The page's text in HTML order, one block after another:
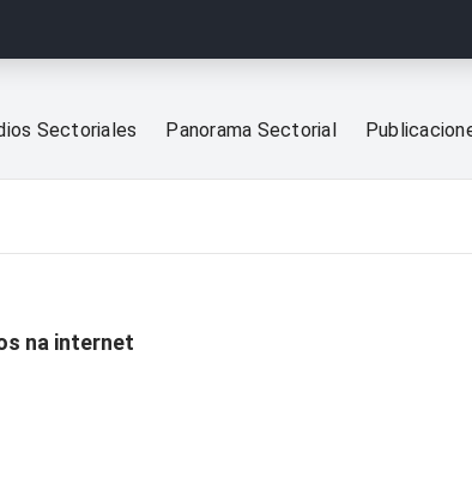
Sectoriales Panorama Sectorial
na internet